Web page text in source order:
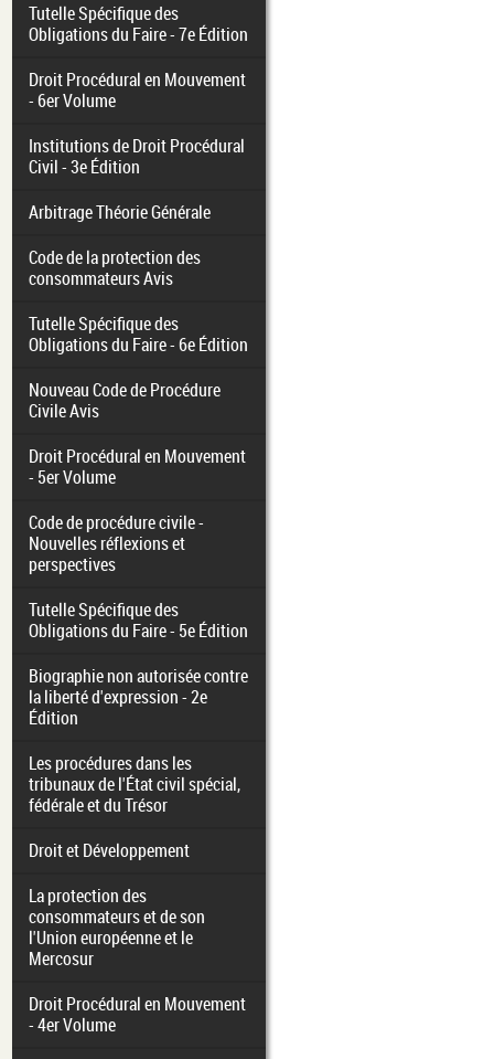
Tutelle Spécifique des
Obligations du Faire - 7e Édition
Droit Procédural en Mouvement
- 6er Volume
Institutions de Droit Procédural
Civil - 3e Édition
Arbitrage Théorie Générale
Code de la protection des
consommateurs Avis
Tutelle Spécifique des
Obligations du Faire - 6e Édition
Nouveau Code de Procédure
Civile Avis
Droit Procédural en Mouvement
- 5er Volume
Code de procédure civile -
Nouvelles réflexions et
perspectives
Tutelle Spécifique des
Obligations du Faire - 5e Édition
Biographie non autorisée contre
la liberté d'expression - 2e
Édition
Les procédures dans les
tribunaux de l'État civil spécial,
fédérale et du Trésor
Droit et Développement
La protection des
consommateurs et de son
l'Union européenne et le
Mercosur
Droit Procédural en Mouvement
- 4er Volume